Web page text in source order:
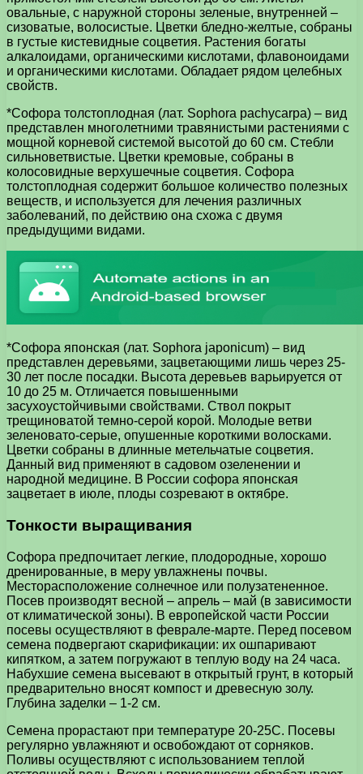
овальные, с наружной стороны зеленые, внутренней –
сизоватые, волосистые. Цветки бледно-желтые, собраны
в густые кистевидные соцветия. Растения богаты
алкалоидами, органическими кислотами, флавоноидами
и органическими кислотами. Обладает рядом целебных
свойств.
*Софора толстоплодная (лат. Sophora pachycarpa) – вид
представлен многолетними травянистыми растениями с
мощной корневой системой высотой до 60 см. Стебли
сильноветвистые. Цветки кремовые, собраны в
колосовидные верхушечные соцветия. Софора
толстоплодная содержит большое количество полезных
веществ, и используется для лечения различных
заболеваний, по действию она схожа с двумя
предыдущими видами.
*Софора японская (лат. Sophora japonicum) – вид
представлен деревьями, зацветающими лишь через 25-
30 лет после посадки. Высота деревьев варьируется от
10 до 25 м. Отличается повышенными
засухоустойчивыми свойствами. Ствол покрыт
трещиноватой темно-серой корой. Молодые ветви
зеленовато-серые, опушенные короткими волосками.
Цветки собраны в длинные метельчатые соцветия.
Данный вид применяют в садовом озеленении и
народной медицине. В России софора японская
зацветает в июле, плоды созревают в октябре.
Тонкости выращивания
Софора предпочитает легкие, плодородные, хорошо
дренированные, в меру увлажнены почвы.
Месторасположение солнечное или полузатененное.
Посев производят весной – апрель – май (в зависимости
от климатической зоны). В европейской части России
посевы осуществляют в феврале-марте. Перед посевом
семена подвергают скарификации: их ошпаривают
кипятком, а затем погружают в теплую воду на 24 часа.
Набухшие семена высевают в открытый грунт, в который
предварительно вносят компост и древесную золу.
Глубина заделки – 1-2 см.
Семена прорастают при температуре 20-25С. Посевы
регулярно увлажняют и освобождают от сорняков.
Поливы осуществляют с использованием теплой